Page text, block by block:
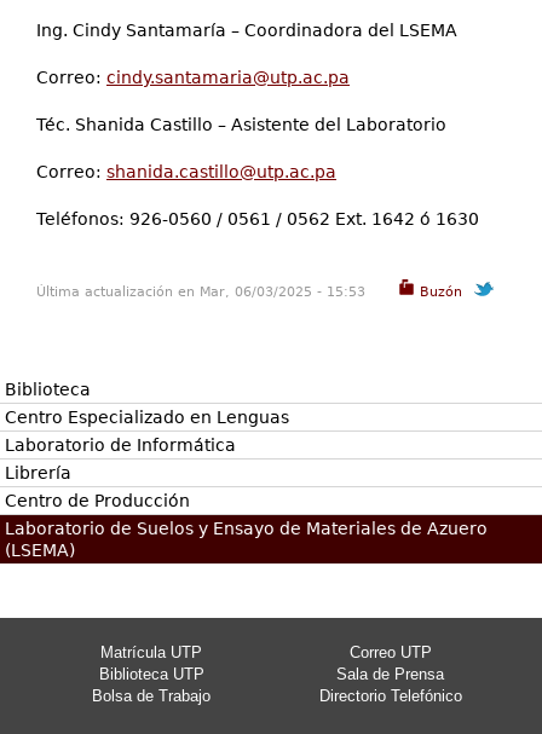
Ing. Cindy Santamaría – Coordinadora del LSEMA
Correo: cindy.santamaria@utp.ac.pa
Téc. Shanida Castillo – Asistente del Laboratorio
Correo: shanida.castillo@utp.ac.pa
Teléfonos: 926-0560 / 0561 / 0562 Ext. 1642 ó 1630
Buzón
Última actualización en Mar, 06/03/2025 - 15:53
Biblioteca
Centro Especializado en Lenguas
Laboratorio de Informática
Librería
Centro de Producción
Laboratorio de Suelos y Ensayo de Materiales de Azuero
(LSEMA)
Matrícula UTP
Correo UTP
Biblioteca UTP
Sala de Prensa
Bolsa de Trabajo
Directorio Telefónico